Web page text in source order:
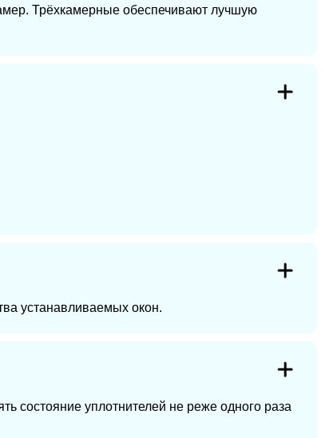
Трёхкамерные обеспечивают лучшую
устанавливаемых окон.
состояние уплотнителей не реже одного раза